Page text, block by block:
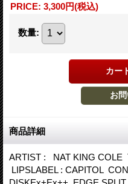
PRICE: 3,300円(税込)
数量:
商品詳細
ARTIST : NAT KING COLE
LIPSLABEL : CAPITOL